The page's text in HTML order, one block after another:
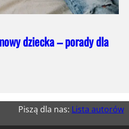
dziecka – porady dla
Piszą dla nas: Lista autorów